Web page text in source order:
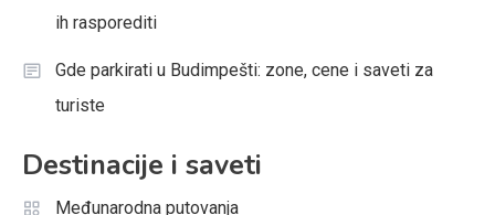
ih rasporediti
Gde parkirati u Budimpešti: zone, cene i saveti za
turiste
Destinacije i saveti
Međunarodna putovanja